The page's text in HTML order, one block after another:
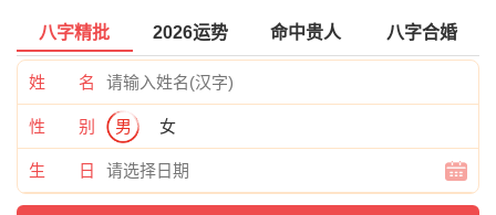
八字精批 2026运势 命中贵人 八字合婚
姓 名
性 别 男 女
生 日